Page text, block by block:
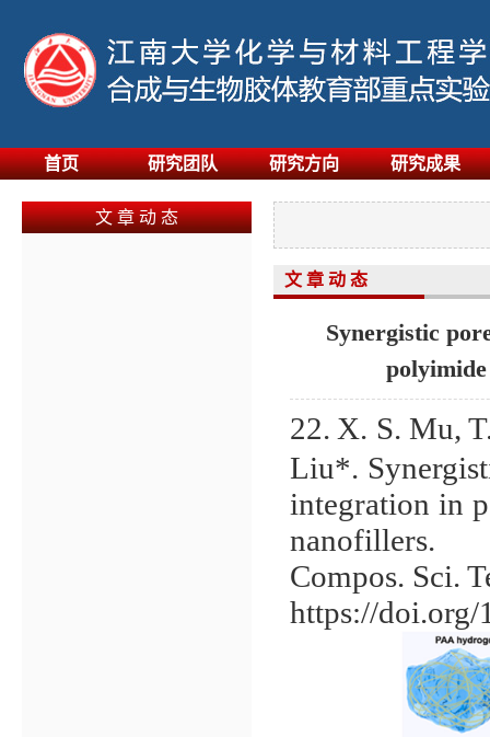
首页 研究团队 研究方向 研究成果
文 章 动 态
文 章 动 态
Synergistic
22. X. S. Mu,
Liu*.
integration in
nanofillers.
Compos. Sci.
https://doi.org/